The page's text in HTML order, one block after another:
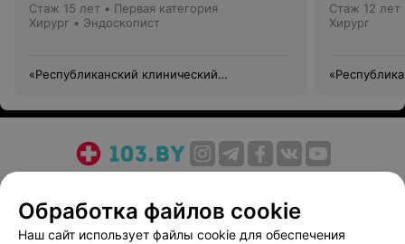
Стаж 15 лет • Первая категория
Хирург • Эндоскопист
«Республиканский клинический
Стаж 12 лет
Хирург
Медицинский маркетинг
Публичный договор
Пользовательское соглашение
Способы оплаты
Обработка файлов cookie
Наш сайт использует файлы cookie для обеспечения